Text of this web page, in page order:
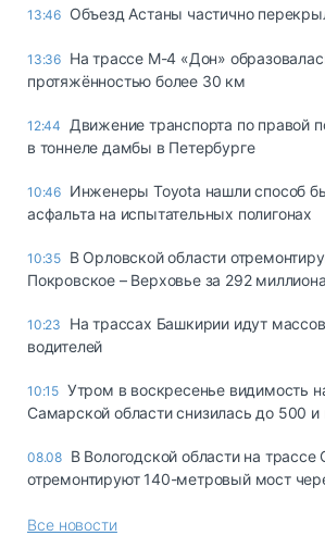
13:46 Объезд Астаны частично
13:36 На трассе М-4 «Дон»
протяжённостью более 30 км
12:44
Движение транспорта по правой
в тоннеле дамбы в Петербурге
10:46 Инженеры Toyota нашли способ
асфальта на испытательных полигонах
10:35 В Орловской области
Покровское – Верховье за 292
10:23
На трассах Башкирии идут
водителей
10:15 Утром в воскресенье видимость
Самарской области снизилась до 500
08.08 В Вологодской области на трассе
отремонтируют 140-метровый мост
Все новости